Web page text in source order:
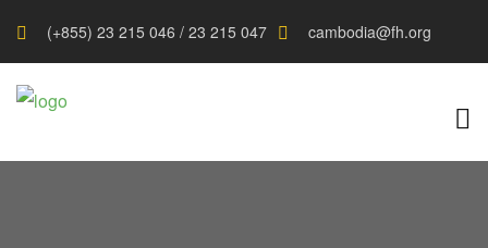
(+855) 23 215 046 / 23 215 047 cambodia@fh.org